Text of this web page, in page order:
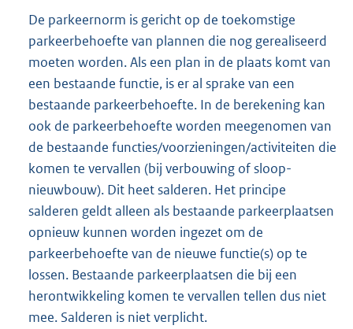
De parkeernorm is gericht op de toekomstige
parkeerbehoefte van plannen die nog gerealiseerd
moeten worden. Als een plan in de plaats komt van
een bestaande functie, is er al sprake van een
bestaande parkeerbehoefte. In de berekening kan
ook de parkeerbehoefte worden meegenomen van
de bestaande functies/voorzieningen/activiteiten die
komen te vervallen (bij verbouwing of sloop-
nieuwbouw). Dit heet salderen. Het principe
salderen geldt alleen als bestaande parkeerplaatsen
opnieuw kunnen worden ingezet om de
parkeerbehoefte van de nieuwe functie(s) op te
lossen. Bestaande parkeerplaatsen die bij een
herontwikkeling komen te vervallen tellen dus niet
mee. Salderen is niet verplicht.